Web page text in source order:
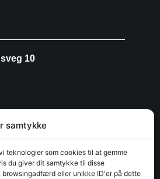
samtykke
teknologier som cookies til at gemme
du giver dit samtykke til disse
browsingadfærd eller unikke ID'er på dette
10
S.A